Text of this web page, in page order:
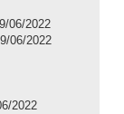
06/2022
06/2022
2022